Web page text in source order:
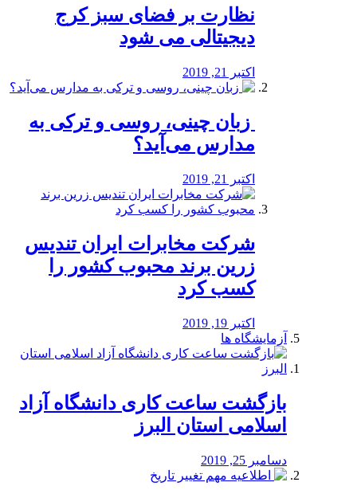
نظارت بر فضای سبز کرج
دیجیتالی می شود
اکتبر 21, 2019
️ زبان چینی، روسی و ترکی به
مدارس می‌آید؟
اکتبر 21, 2019
شرکت مخابرات ایران تندیس
زرین برند محبوب کشور را
کسب کرد
اکتبر 19, 2019
آزمایشگاه ها
بازگشت ساعت کاری دانشگاه آزاد
اسلامی استان البرز
دسامبر 25, 2019